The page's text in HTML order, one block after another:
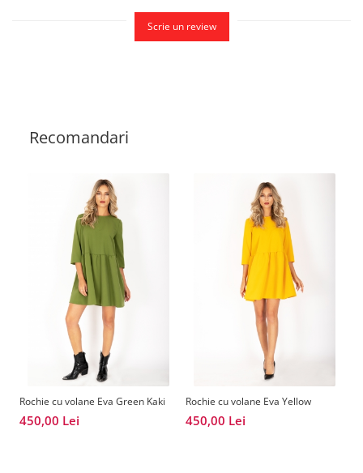
Scrie un review
Recomandari
Rochie cu volane Eva Green Kaki
450,00 Lei
Rochie cu volane Eva Yellow
450,00 Lei